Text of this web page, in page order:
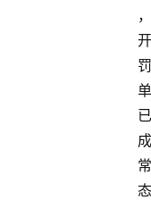
，
开
罚
单
已
成
常
态